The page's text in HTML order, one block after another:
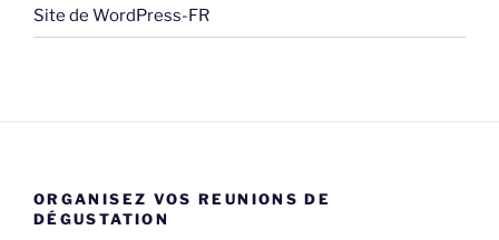
Site de WordPress-FR
ORGANISEZ VOS REUNIONS DE
DÉGUSTATION